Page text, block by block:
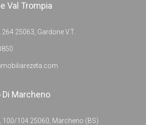
Val Trompia
25063, Gardone V.T.
Marcheno
100/104 25060, Marcheno (BS)